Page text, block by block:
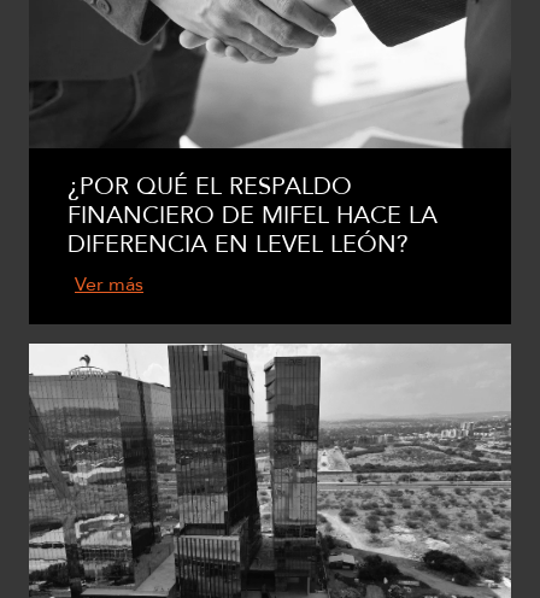
¿POR QUÉ EL RESPALDO
FINANCIERO DE MIFEL HACE LA
DIFERENCIA EN LEVEL LEÓN?
Ver más